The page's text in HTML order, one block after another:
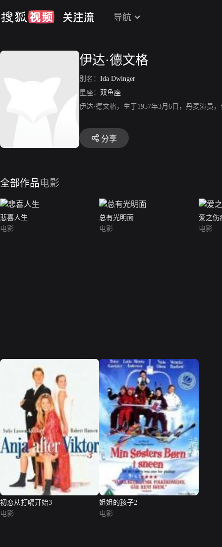
导航
伊达·德文格
别名： Ida Dwinger
星座： 双鱼座
伊达·德文格，生于1957年3月6日，丹麦演员
分享
全部作品电影
悲喜人生
电影
总有光明面
电影
爱之伤
电影
初恋从打嗝开始3
电影
姐姐的孩子2
电影